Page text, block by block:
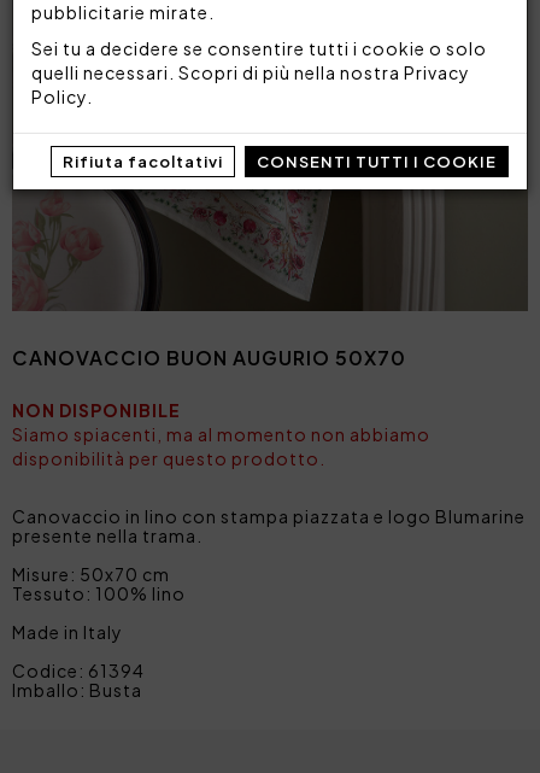
pubblicitarie mirate.
Sei tu a decidere se consentire tutti i cookie o solo
quelli necessari. Scopri di più nella nostra Privacy
Policy
Rifiuta facoltativi CONSENTI TUTTI I COOKIE
CANOVACCIO BUON AUGURIO 50X70
NON DISPONIBILE
Siamo spiacenti, ma al momento non abbiamo
disponibilità per questo prodotto.
Canovaccio in lino con stampa piazzata e logo Blumarine
presente nella trama.
Misure: 50x70 cm
Tessuto: 100% lino
Made in Italy
Codice: 61394
Imballo: Busta